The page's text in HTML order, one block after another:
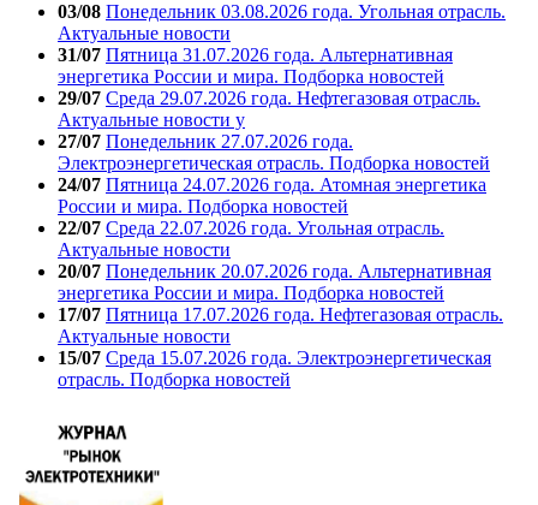
03/08 Понедельник 03.08.2026 года. Угольная отрасль.
Актуальные новости
31/07 Пятница 31.07.2026 года. Альтернативная
энергетика России и мира. Подборка новостей
29/07 Среда 29.07.2026 года. Нефтегазовая отрасль.
Актуальные новости у
27/07 Понедельник 27.07.2026 года.
Электроэнергетическая отрасль. Подборка новостей
24/07 Пятница 24.07.2026 года. Атомная энергетика
России и мира. Подборка новостей
22/07 Среда 22.07.2026 года. Угольная отрасль.
Актуальные новости
20/07 Понедельник 20.07.2026 года. Альтернативная
энергетика России и мира. Подборка новостей
17/07 Пятница 17.07.2026 года. Нефтегазовая отрасль.
Актуальные новости
15/07 Среда 15.07.2026 года. Электроэнергетическая
отрасль. Подборка новостей